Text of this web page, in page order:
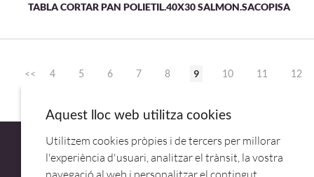
TABLA CORTAR PAN POLIETIL.40X30 SALMON.SACOPISA
<< 4 5 6 7 8 9 10 11 12
Aquest lloc web utilitza cookies
Utilitzem cookies pròpies i de tercers per millorar
l'experiència d'usuari, analitzar el trànsit, la vostra
navegació al web i personalitzar el contingut.